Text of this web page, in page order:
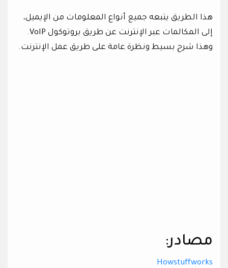
هذا الطريق يتبعه جميع أنواع المعلومات من الإيميل،
إلى المكالمات عبر الإنترنت عن طريق بروتوكول VoIP.
وهذا شرح بسيط ونظرة عامة على طريق عمل الإنترنت.
مصادر:
Howstuffworks